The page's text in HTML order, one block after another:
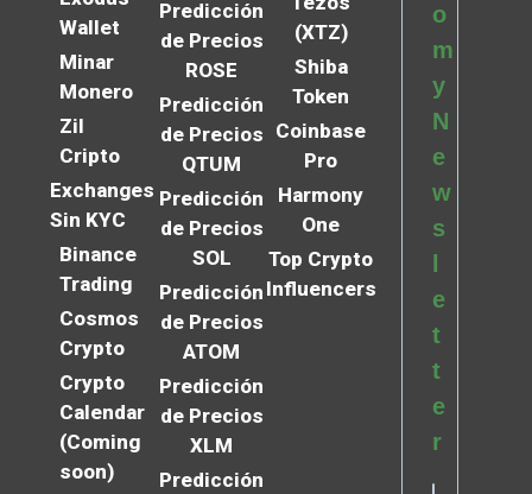
Wallet
Minar
Monero
Zil
Cripto
Exchanges
Sin KYC
Binance
Trading
Cosmos
Crypto
Crypto
Calendar
(Coming
soon)
Predicción
de Precios
ROSE
Predicción
de Precios
QTUM
Predicción
de Precios
SOL
Predicción
de Precios
ATOM
Predicción
de Precios
XLM
Predicción
(XTZ)
Shiba
Token
Coinbase
Pro
Harmony
One
Top Crypto
Influencers
o
m
y
N
e
w
s
e
t
t
e
r